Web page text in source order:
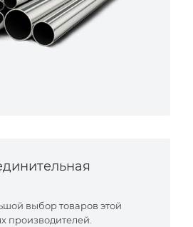
выбор товаров этой
производителей.